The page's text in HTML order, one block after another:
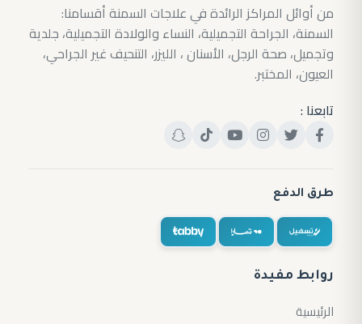
من أوائل المراكز الرائدة في علاجات السمنة أقسامنا:
السمنة، الجراحة التجميلية، النساء والولادة التجميلية، جلدية
وتجميل، صحة الرجل، الأسنان ، الليزر، التنحيف غير الجراحي،
العيون، المختبر.
تابعنا :
طرق الدفع
روابط مفيدة
الرئيسية